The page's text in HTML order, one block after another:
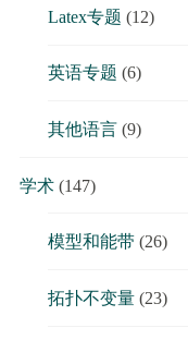
Latex专题 (12)
英语专题 (6)
其他语言(9)
学术(147)
模型和能带(26)
拓扑不变量(23)